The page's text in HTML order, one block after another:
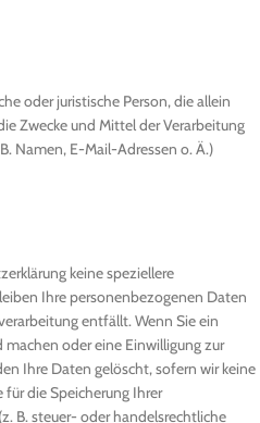
oder juristische Person, die allein
Zwecke und Mittel der Verarbeitung
Namen, E-Mail-Adressen o. Ä.)
keine speziellere
Ihre personenbezogenen Daten
entfällt. Wenn Sie ein
oder eine Einwilligung zur
Ihre Daten gelöscht, sofern wir keine
die Speicherung Ihrer
B. steuer- oder handelsrechtliche